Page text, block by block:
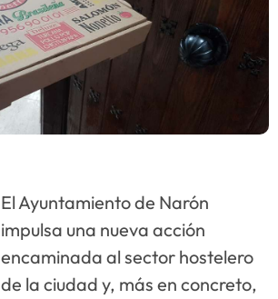
El Ayuntamiento de Narón
impulsa una nueva acción
encaminada al sector hostelero
de la ciudad y, más en concreto,